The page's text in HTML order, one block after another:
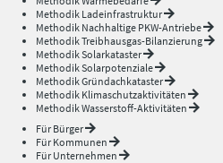
Methodik Ladeinfrastruktur
Methodik Nachhaltige PKW-Antriebe
Methodik Treibhausgas-Bilanzierung
Methodik Solarkataster
Methodik Solarpotenziale
Methodik Gründachkataster
Methodik Klimaschutzaktivitäten
Methodik Wasserstoff-Aktivitäten
Für Bürger
Für Kommunen
Für Unternehmen